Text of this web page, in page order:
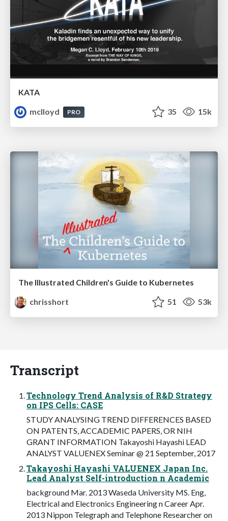
KATA
mclloyd
PRO 35 15k
The Illustrated Children's Guide to Kubernetes
chrisshort
51 53k
Transcript
Technology Trend Analysis of R&D Strategy
on IPS Cells: CASE
STUDY ANALYSING TREND DIFFERENCES BASED
ON PATENTS, ACCADEMIC PAPERS, OR NIH
GRANT INFORMATION Takayoshi Hayashi LEAD
ANALYST VALUENEX Seminar @ 21 September, 2017
Takayoshi Hayashi VALUENEX Japan Inc.
Lead Analyst Self-introduction n Academic
background Mar. 2013 Waseda University MS. Eng,
Electrical and Electronics Engineering n Career Apr.
2013 Nippon Telegraph and Telephone Researcher on